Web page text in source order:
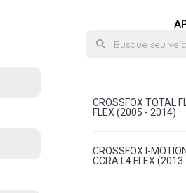
CROSSFOX TOTAL
FLEX (2005 - 2014)
CROSSFOX I-
CCRA L4 FLEX